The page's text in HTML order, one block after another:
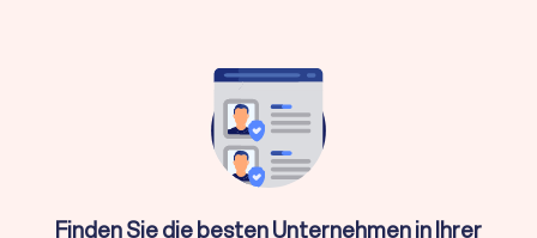
Trustlocal hilft: Vergleichen Sie bis zu vier
Angebote, prüfen Sie Bewertungen und buchen
Finden Sie die besten Unternehmen in Ihrer